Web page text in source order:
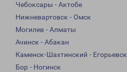
Чебоксары - Актобе
Нижневартовск - Омск
Могилев - Алматы
Ачинск - Абакан
Каменск-Шахтинский - Егорьевск
Бор - Ногинск